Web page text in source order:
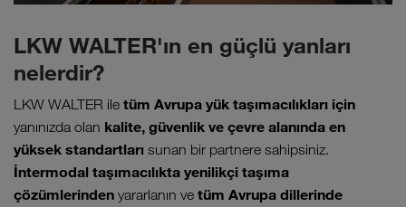
LKW WALTER'ın en güçlü yanları
nelerdir?
LKW WALTER ile tüm Avrupa yük taşımacılıkları için
yanınızda olan kalite, güvenlik ve çevre alanında en
yüksek standartları sunan bir partnere sahipsiniz.
İntermodal taşımacılıkta yenilikçi taşıma
çözümlerinden yararlanın ve tüm Avrupa dillerinde